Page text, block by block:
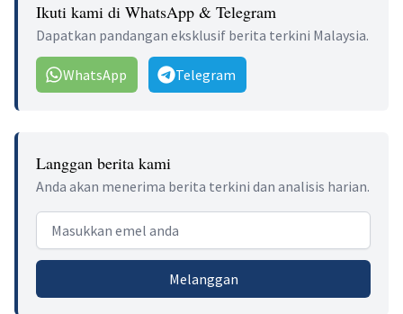
Ikuti kami di WhatsApp & Telegram
Dapatkan pandangan eksklusif berita terkini Malaysia.
WhatsApp Telegram
Langgan berita kami
Anda akan menerima berita terkini dan analisis harian.
Email address
Melanggan